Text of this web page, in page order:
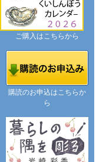
ご購入はこちらから
購読のお申込はこちらか
ら